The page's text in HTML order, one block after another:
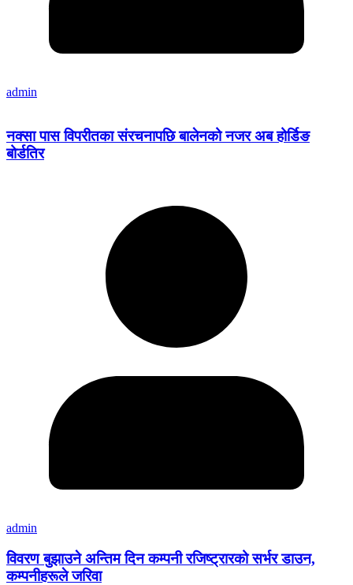
admin
नक्सा पास विपरीतका संरचनापछि बालेनको नजर अब होर्डिङ
बोर्डतिर
admin
विवरण बुझाउने अन्तिम दिन कम्पनी रजिष्ट्रारको सर्भर डाउन,
कम्पनीहरूले जरिवा